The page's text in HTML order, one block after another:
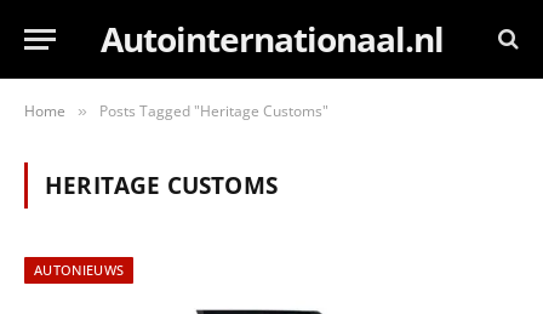
Autointernationaal.nl
Home » Posts Tagged "Heritage Customs"
HERITAGE CUSTOMS
AUTONIEUWS